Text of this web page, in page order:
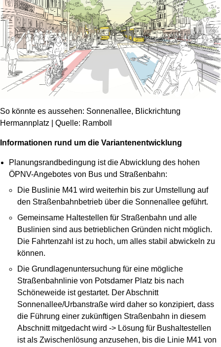
So könnte es aussehen: Sonnenallee, Blickrichtung
Hermannplatz | Quelle: Ramboll
Informationen rund um die Variantenentwicklung
Planungsrandbedingung ist die Abwicklung des hohen
ÖPNV-Angebotes von Bus und Straßenbahn:
Die Buslinie M41 wird weiterhin bis zur Umstellung auf
den Straßenbahnbetrieb über die Sonnenallee geführt.
Gemeinsame Haltestellen für Straßenbahn und alle
Buslinien sind aus betrieblichen Gründen nicht möglich.
Die Fahrtenzahl ist zu hoch, um alles stabil abwickeln zu
können.
Die Grundlagenuntersuchung für eine mögliche
Straßenbahnlinie von Potsdamer Platz bis nach
Schöneweide ist gestartet. Der Abschnitt
Sonnenallee/Urbanstraße wird daher so konzipiert, dass
die Führung einer zukünftigen Straßenbahn in diesem
Abschnitt mitgedacht wird -> Lösung für Bushaltestellen
ist als Zwischenlösung anzusehen, bis die Linie M41 von